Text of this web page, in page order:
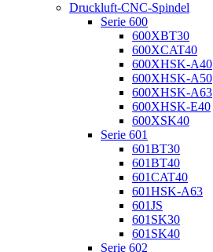
Druckluft-CNC-Spindel
Serie 600
600XBT30
600XCAT40
600XHSK-A40
600XHSK-A50
600XHSK-A63
600XHSK-E40
600XSK40
Serie 601
601BT30
601BT40
601CAT40
601HSK-A63
601JS
601SK30
601SK40
Serie 602